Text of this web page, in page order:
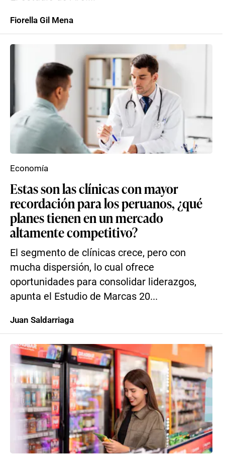
Fiorella Gil Mena
Estas son las clínicas con mayor
recordación para los peruanos, ¿qué
planes tienen en un mercado
altamente competitivo?
El segmento de clínicas crece, pero con
mucha dispersión, lo cual ofrece
oportunidades para consolidar liderazgos,
apunta el Estudio de Marcas 20...
Economía
Juan Saldarriaga